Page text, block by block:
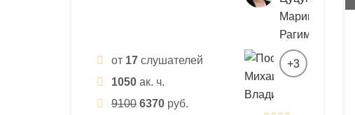
от 17 слушателей
1050 ак. ч.
9100 6370 руб.
+3